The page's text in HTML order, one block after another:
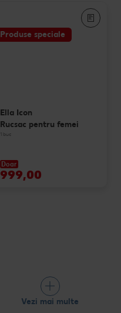
Produse speciale
Ella Icon
Rucsac pentru femei
1 buc
Doar
999,00
Vezi mai multe